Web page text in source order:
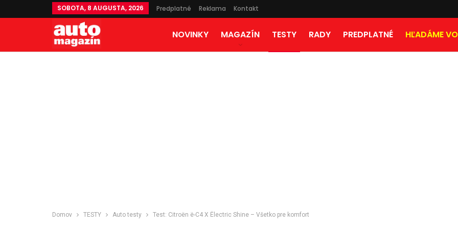
SOBOTA, 8 AUGUSTA, 2026 Predplatné Reklama Kontakt
NOVINKY MAGAZÍN TESTY RADY PREDPLATNÉ HĽADÁME
Domov TESTY Auto testy Test: Citroën ë-C4 X Ëlectric Shine – Všetko pre komfort